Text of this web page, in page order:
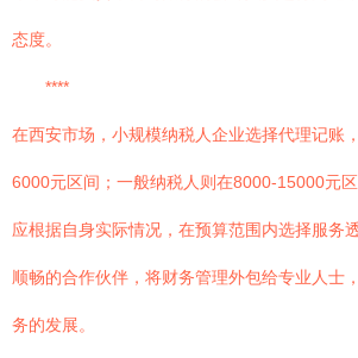
态度。
****
在西安市场，小规模纳税人企业选择代理记账
6000元区间；一般纳税人则在8000-15000元
应根据自身实际情况，在预算范围内选择服务
顺畅的合作伙伴，将财务管理外包给专业人士
务的发展。